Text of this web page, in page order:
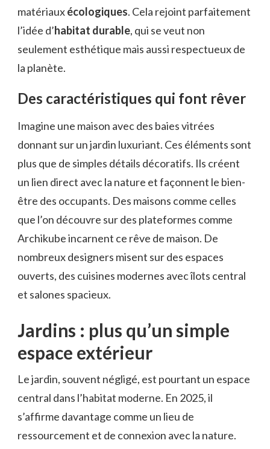
matériauxécologiques. Cela rejoint parfaitement
l’idée d’habitat durable, qui se veut non
seulement esthétique mais aussi respectueux de
la planète.
Des caractéristiques qui font rêver
Imagine une maison avec des baies vitrées
donnant sur un jardin luxuriant. Ces éléments sont
plus que de simples détails décoratifs. Ils créent
un lien direct avec la nature et façonnent le bien-
être des occupants. Des maisons comme celles
que l’on découvre sur des plateformes comme
Archikube incarnent ce rêve de maison. De
nombreux designers misent sur des espaces
ouverts, des cuisines modernes avec îlots central
et salones spacieux.
Jardins : plus qu’un simple
espace extérieur
Le jardin, souvent négligé, est pourtant un espace
central dans l’habitat moderne. En 2025, il
s’affirme davantage comme un lieu de
ressourcement et de connexion avec la nature.